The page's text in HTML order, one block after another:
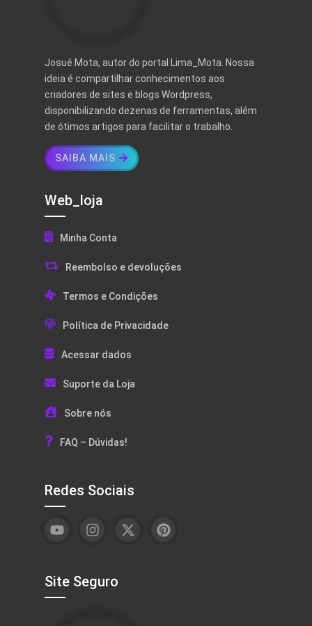
Josué Mota, autor do portal Lima_Mota. Nossa
ideia é compartilhar conhecimentos aos
criadores de sites e blogs Wordpress,
disponibilizando dezenas de ferramentas, além
de ótimos artigos para facilitar o trabalho.
SAIBA MAIS
Web_loja
Minha Conta
Reembolso e devoluções
Termos e Condições
Política de Privacidade
Acessar dados
Suporte da Loja
Sobre nós
FAQ – Dúvidas!
Redes Sociais
Site Seguro